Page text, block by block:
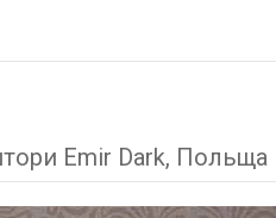
Emir Dark, Польща